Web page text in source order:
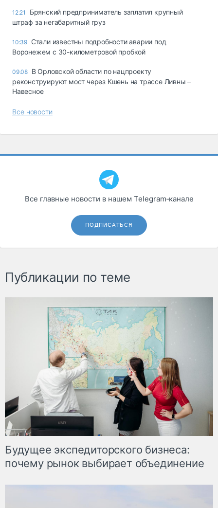
12:21
Брянский предприниматель заплатил крупный
штраф за негабаритный груз
10:39 Стали известны подробности аварии под
Воронежем с 30-километровой пробкой
09.08 В Орловской области по нацпроекту
реконструируют мост через Кшень на трассе Ливны –
Навесное
Все новости
Все главные новости в нашем Telegram‑канале
ПОДПИСАТЬСЯ
Публикации по теме
Будущее экспедиторского бизнеса:
почему рынок выбирает объединение